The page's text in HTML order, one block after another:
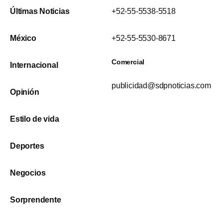
Últimas Noticias
México
Internacional
Opinión
Estilo de vida
Deportes
Negocios
Sorprendente
+52-55-5538-5518
+52-55-5530-8671
Comercial
publicidad@sdpnoticias.com